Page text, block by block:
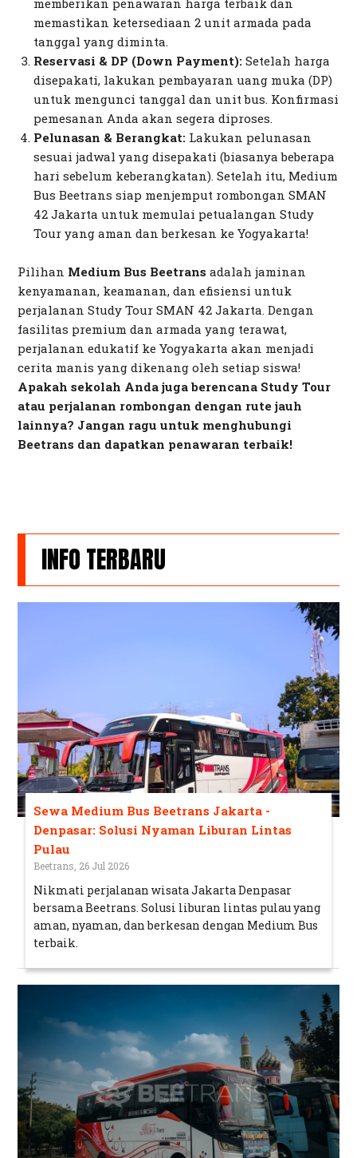
memastikan ketersediaan 2 unit armada pada
tanggal yang diminta.
Reservasi & DP (Down Payment): Setelah harga
disepakati, lakukan pembayaran uang muka (DP)
untuk mengunci tanggal dan unit bus. Konfirmasi
pemesanan Anda akan segera diproses.
Pelunasan & Berangkat: Lakukan pelunasan
sesuai jadwal yang disepakati (biasanya beberapa
hari sebelum keberangkatan). Setelah itu, Medium
Bus Beetrans siap menjemput rombongan SMAN
42 Jakarta untuk memulai petualangan Study
Tour yang aman dan berkesan ke Yogyakarta!
Pilihan Medium Bus Beetrans adalah jaminan
kenyamanan, keamanan, dan efisiensi untuk
perjalanan Study Tour SMAN 42 Jakarta. Dengan
fasilitas premium dan armada yang terawat,
perjalanan edukatif ke Yogyakarta akan menjadi
cerita manis yang dikenang oleh setiap siswa!
Apakah sekolah Anda juga berencana Study Tour
atau perjalanan rombongan dengan rute jauh
lainnya? Jangan ragu untuk menghubungi
Beetrans dan dapatkan penawaran terbaik!
INFO TERBARU
Sewa Medium Bus Beetrans Jakarta -
Denpasar: Solusi Nyaman Liburan Lintas
Pulau
Beetrans, 26 Jul 2026
Nikmati perjalanan wisata Jakarta Denpasar
bersama Beetrans. Solusi liburan lintas pulau yang
aman, nyaman, dan berkesan dengan Medium Bus
terbaik.